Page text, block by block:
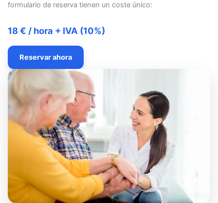
formulario de reserva tienen un coste único:
18 € / hora + IVA (10%)
Reservar ahora